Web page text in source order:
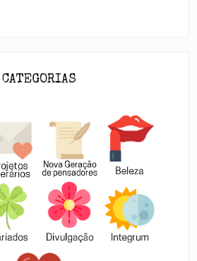
CATEGORIAS